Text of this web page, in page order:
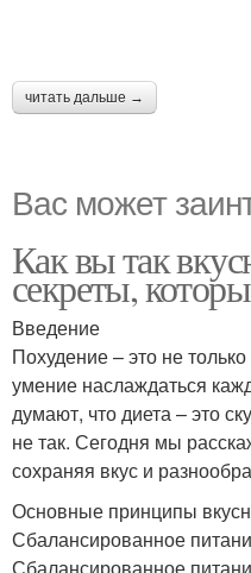
читать дальше →
Вас может
Как вы так
секреты,
Введение
Похудение – это не
умение наслаждаться
думают, что диета – это
не так. Сегодня мы
сохраняя вкус и
Основные принципы
Сбалансированное